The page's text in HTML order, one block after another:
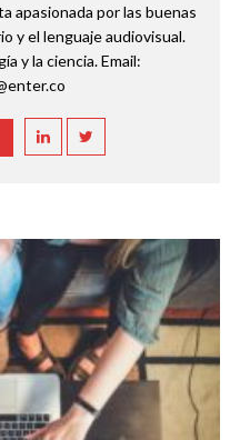
apasionada por las buenas
y el lenguaje audiovisual.
y la ciencia. Email: